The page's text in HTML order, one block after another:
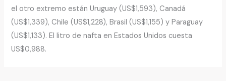
el otro extremo están Uruguay (US$1,593), Canadá
(US$1,339), Chile (US$1,228), Brasil (US$1,155) y Paraguay
(US$1,133). El litro de nafta en Estados Unidos cuesta
US$0,988.